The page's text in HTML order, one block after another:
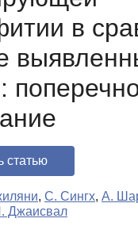
в
статью
, С. Сингх, А.
Джаисвал